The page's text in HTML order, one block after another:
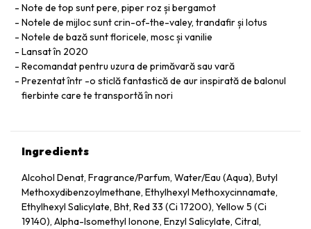
Note de top sunt pere, piper roz și bergamot
Notele de mijloc sunt crin-of-the-valey, trandafir și lotus
Notele de bază sunt floricele, mosc și vanilie
Lansat în 2020
Recomandat pentru uzura de primăvară sau vară
Prezentat într -o sticlă fantastică de aur inspirată de balonul
fierbinte care te transportă în nori
Ingredients
Alcohol Denat, Fragrance/Parfum, Water/Eau (Aqua), Butyl
Methoxydibenzoylmethane, Ethylhexyl Methoxycinnamate,
Ethylhexyl Salicylate, Bht, Red 33 (Ci 17200), Yellow 5 (Ci
19140), Alpha-Isomethyl Ionone, Enzyl Salicylate, Citral,